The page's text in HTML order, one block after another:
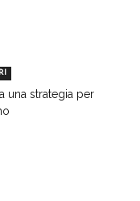
una strategia per